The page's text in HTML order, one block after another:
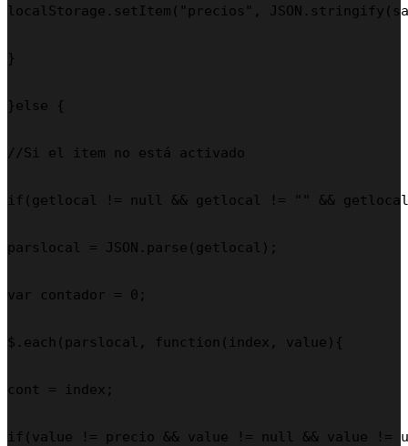
localStorage.setItem("precios",
}
}else {
//Si el item no está activado
if(getlocal != null && getlocal != "" && getlocal
parslocal = JSON.parse(getlocal);
var contador = 0;
$.each(parslocal, function(index, value){
cont = index;
if(value != precio && value != null && value !=